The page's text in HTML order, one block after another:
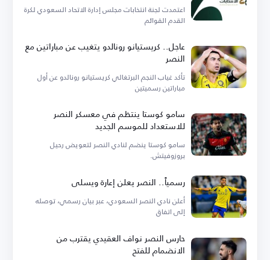
اعتمدت لجنة انتخابات مجلس إدارة الاتحاد السعودي لكرة
القدم القوائم
عاجل.. كريستيانو رونالدو يتغيب عن مباراتين مع
النصر
تأكد غياب النجم البرتغالي كريستيانو رونالدو عن أول
مباراتين رسميتين
سامو كوستا ينتظم في معسكر النصر
للاستعداد للموسم الجديد
سامو كوستا ينضم لنادي النصر لتعويض رحيل
بروزوفيتش.
رسمياً.. النصر يعلن إعارة ويسلي
أعلن نادي النصر السعودي، عبر بيان رسمي، توصله
إلى اتفاق
حارس النصر نواف العقيدي يقترب من
الانضمام للفتح